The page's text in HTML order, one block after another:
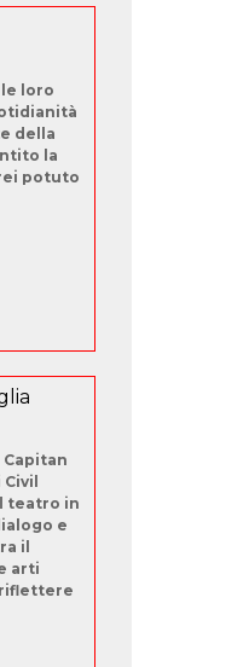
loro
della
la
potuto
teatro in
e
il
arti